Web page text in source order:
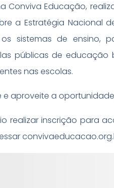
Conviva Educação,
a Estratégia Nacional
sistemas de ensino,
públicas de
nas escolas.
aproveite a
realizar inscrição para